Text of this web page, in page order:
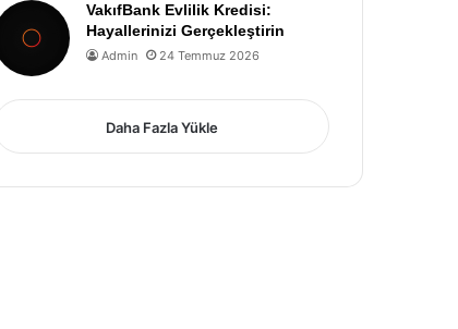
VakıfBank Evlilik Kredisi:
Hayallerinizi Gerçekleştirin
Admin 24 Temmuz 2026
Daha Fazla Yükle